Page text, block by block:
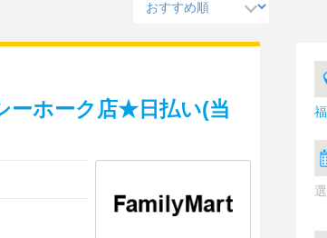
ーホーク店★日払い(当